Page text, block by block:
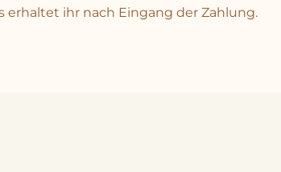
ihr nach Eingang der Zahlung.